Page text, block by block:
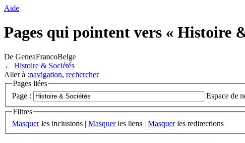
Aide
Pages qui pointent vers « Histoire
De GeneaFrancoBelge
← Histoire & Sociétés
Aller à :navigation, rechercher
Pages liées
Page :
Espace de
Filtres
Masquerles inclusions | Masquerles liens | Masquerles redirections